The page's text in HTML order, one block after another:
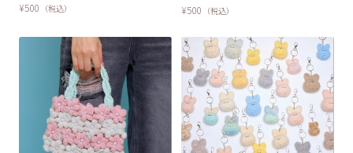
¥500 （税込） ¥500 （税込）